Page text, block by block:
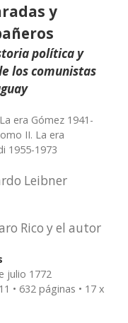
y
política y
los comunistas
era Gómez 1941-
II. La era
1955-1973
Leibner
Rico y el autor
julio 1772
• 632 páginas • 17 x